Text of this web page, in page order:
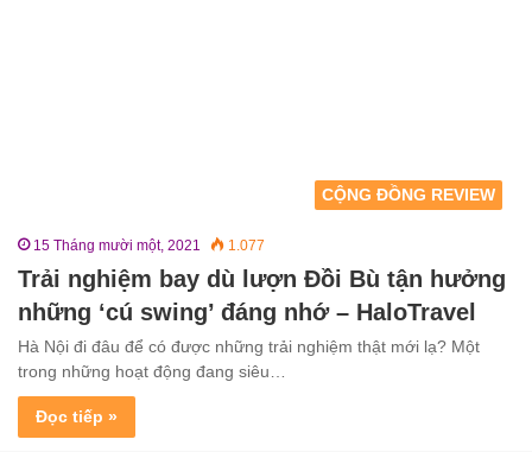
CỘNG ĐỒNG REVIEW
15 Tháng mười một, 2021 1.077
Trải nghiệm bay dù lượn Đồi Bù tận hưởng
những ‘cú swing’ đáng nhớ – HaloTravel
Hà Nội đi đâu để có được những trải nghiệm thật mới lạ? Một
trong những hoạt động đang siêu…
Đọc tiếp »